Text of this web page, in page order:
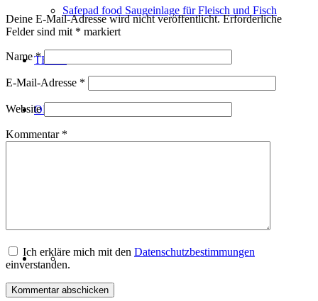
Safepad food Saugeinlage für Fleisch und Fisch
TEAM
ONLINESHOP
Deine E-Mail-Adresse wird nicht veröffentlicht. Erforderliche
Felder sind mit * markiert
Name*
E-Mail-Adresse *
Website
Kommentar *
Ich erkläre mich mit den Datenschutzbestimmungen
einverstanden.